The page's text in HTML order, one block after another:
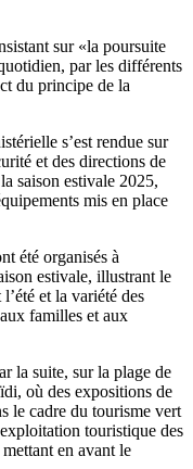
sur «la poursuite
par les différents
du principe de la
s’est rendue sur
et des directions de
saison estivale 2025,
mis en place
été organisés à
estivale, illustrant le
et la variété des
familles et aux
la suite, sur la plage de
où des expositions de
le cadre du tourisme vert
touristique des
en avant le